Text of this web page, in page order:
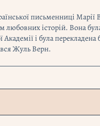
письменниці
історій. Вона
Академії і була
Жуль Верн.